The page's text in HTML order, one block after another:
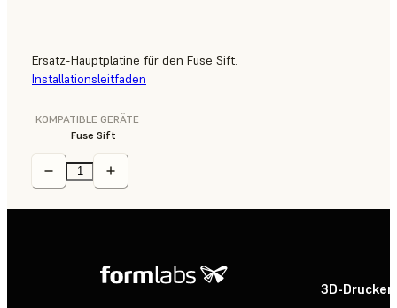
Ersatz-Hauptplatine für den Fuse Sift.
Installationsleitfaden
KOMPATIBLE GERÄTE
Fuse Sift
3D-Drucker